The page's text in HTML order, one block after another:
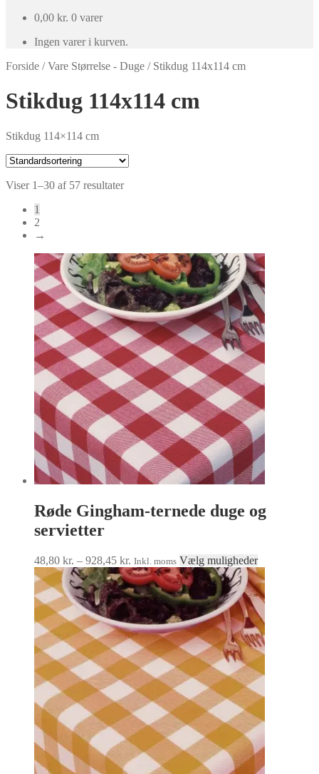
0,00 kr. 0 varer
Ingen varer i kurven.
Forside /Vare Størrelse - Duge / Stikdug 114x114 cm
Stikdug 114x114 cm
Stikdug 114×114 cm
Viser 1–30 af 57 resultater
1
2
→
Røde Gingham-ternede duge og
servietter
48,80 kr. – 928,45 kr. Prisinterval:
48,80 kr.
til
928,45 kr.
Inkl. moms Vælg mulighederDette
vare
har
flere
varianter.
Mulighederne
kan
vælges
på
varesiden